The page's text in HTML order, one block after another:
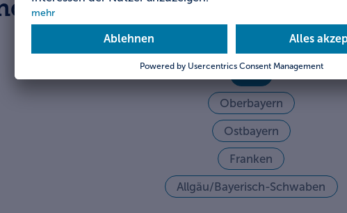
Rein in den Genuss
Oberbayern
Ostbayern
Franken
Allgäu/Bayerisch-Schwaben